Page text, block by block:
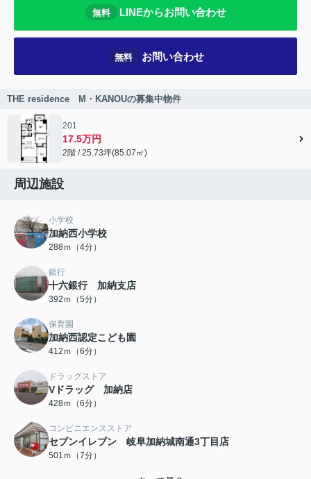
無料 LINEからお問い合わせ
無料 お問い合わせ
THE residence M・KANOUの募集中物件
201
17.5万円
2階 / 25.73坪(85.07㎡)
周辺施設
小学校
加納西小学校
288ｍ（4分）
銀行
十六銀行 加納支店
392ｍ（5分）
保育園
加納西認定こども園
412ｍ（6分）
ドラッグストア
Vドラッグ 加納店
428ｍ（6分）
コンビニエンスストア
セブンイレブン 岐阜加納城南通3丁目店
501ｍ（7分）